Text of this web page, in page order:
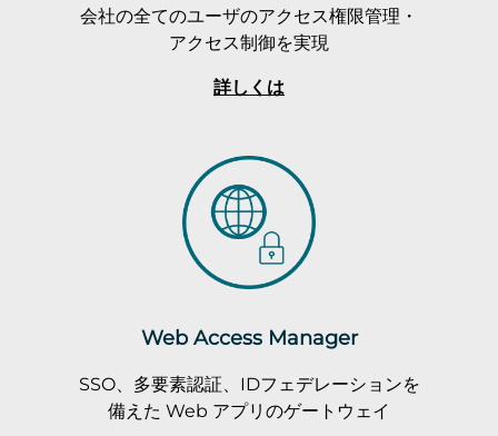
会社の全てのユーザのアクセス権限管理・
アクセス制御を実現
詳しくは
Web Access Manager
SSO、多要素認証、IDフェデレーションを
備えた Web アプリのゲートウェイ